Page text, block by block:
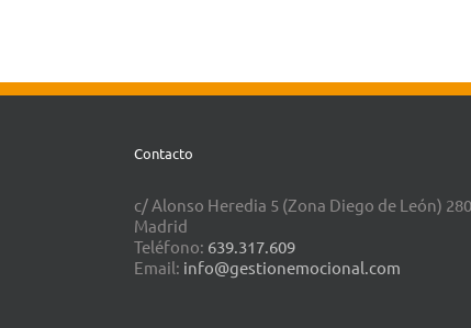
Contacto
c/ Alonso Heredia 5 (Zona Diego de León)
Madrid
Teléfono: 639.317.609
Email: info@gestionemocional.com